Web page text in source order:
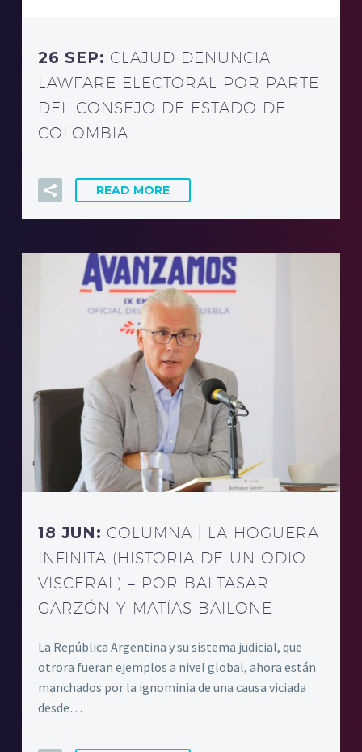
26 SEP: CLAJUD DENUNCIA
LAWFARE ELECTORAL POR PARTE
DEL CONSEJO DE ESTADO DE
COLOMBIA
READ MORE
18 JUN: COLUMNA | LA HOGUERA
INFINITA (HISTORIA DE UN ODIO
VISCERAL) – POR BALTASAR
GARZÓN Y MATÍAS BAILONE
La República Argentina y su sistema judicial, que
otrora fueran ejemplos a nivel global, ahora están
manchados por la ignominia de una causa viciada
desde…